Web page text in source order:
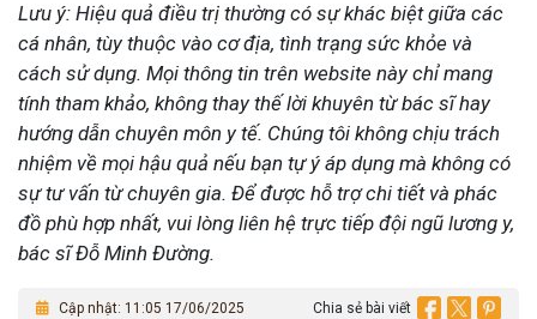
Lưu ý: Hiệu quả điều trị thường có sự khác biệt giữa các
cá nhân, tùy thuộc vào cơ địa, tình trạng sức khỏe và
cách sử dụng. Mọi thông tin trên website này chỉ mang
tính tham khảo, không thay thế lời khuyên từ bác sĩ hay
hướng dẫn chuyên môn y tế. Chúng tôi không chịu trách
nhiệm về mọi hậu quả nếu bạn tự ý áp dụng mà không có
sự tư vấn từ chuyên gia. Để được hỗ trợ chi tiết và phác
đồ phù hợp nhất, vui lòng liên hệ trực tiếp đội ngũ lương y,
bác sĩ Đỗ Minh Đường.
Cập nhật: 11:05 17/06/2025 Chia sẻ bài viết